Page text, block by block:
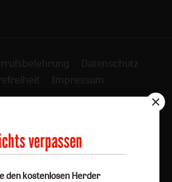
Datenschutz
Impressum
verpassen
den kostenlosen Herder